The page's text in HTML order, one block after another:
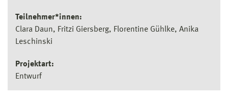
Teilnehmer*innen:
Clara Daun, Fritzi Giersberg, Florentine Gühlke, Anika
Leschinski
Projektart:
Entwurf